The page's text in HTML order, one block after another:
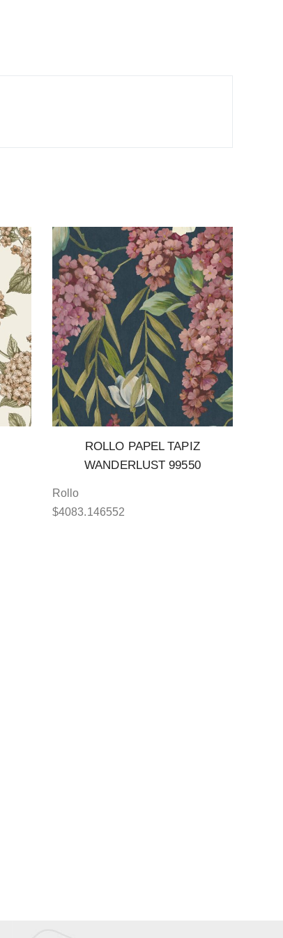
ROLLO PAPEL TAPIZ
WANDERLUST 99550
Rollo
$4083.146552